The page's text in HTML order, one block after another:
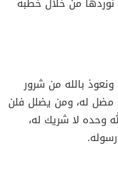
بالله من شرور
مضل له، ومن يضلل فلن
وحده لا شريك له،